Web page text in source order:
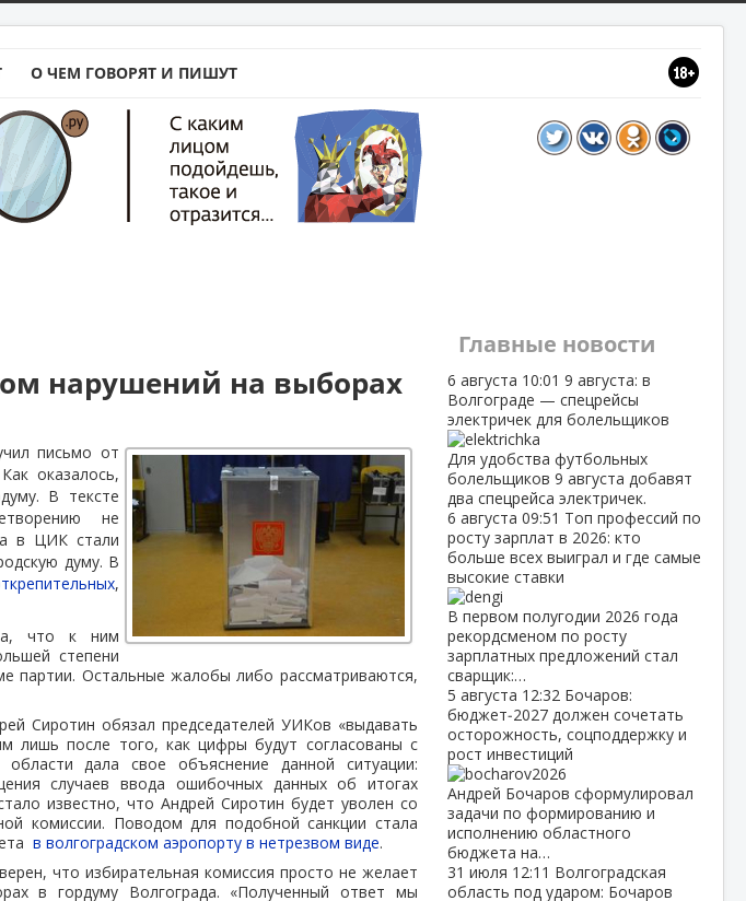
О ЧЕМ ГОВОРЯТ И ПИШУТ
нарушений на выборах
письмо от
оказалось,
В тексте
не
в ЦИК стали
думу. В
,
что к ним
степени
партии. Остальные жалобы либо рассматриваются,
Сиротин обязал председателей УИКов «выдавать
лишь после того, как цифры будут согласованы с
дала свое объяснение данной ситуации:
случаев ввода ошибочных данных об итогах
известно, что Андрей Сиротин будет уволен со
комиссии. Поводом для подобной санкции стала
в волгоградском аэропорту в нетрезвом виде.
что избирательная комиссия просто не желает
в гордуму Волгограда. «Полученный ответ мы
Главные новости
6 августа 10:01 9 августа: в
Волгограде — спецрейсы
электричек для болельщиков
Для удобства футбольных
болельщиков 9 августа добавят
два спецрейса электричек.
6 августа 09:51 Топ профессий по
росту зарплат в 2026: кто
больше всех выиграл и где самые
высокие ставки
В первом полугодии 2026 года
рекордсменом по росту
зарплатных предложений стал
сварщик:…
5 августа 12:32 Бочаров:
бюджет‑2027 должен сочетать
осторожность, соцподдержку и
рост инвестиций
Андрей Бочаров сформулировал
задачи по формированию и
исполнению областного
бюджета на…
31 июля 12:11 Волгоградская
область под ударом: Бочаров